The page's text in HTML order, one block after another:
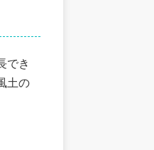
でき
土の